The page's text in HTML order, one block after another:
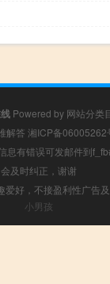
Powered by 网站分类
解答 湘ICP备06005262
息有错误可发邮件到
会及时纠正，谢谢
爱好，不接盈利性广告
小男孩